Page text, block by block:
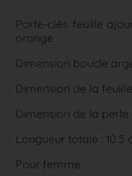
Porte-clés feuille
orange
Dimension boucle
Dimension de la
Dimension de la perle
Longueur totale : 10.5
Pour femme